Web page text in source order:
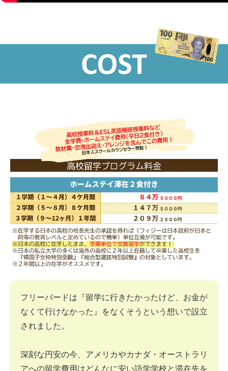
フリーバードは『留学に行きたかったけど、お金が
なくて行けなかった』をなくそうという想いで設立
されました。
深刻な円安の今、アメリカやカナダ・オーストラリ
アへの留学費用はどんなに安い語学学校と滞在先を